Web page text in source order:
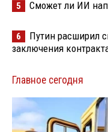
5 Сможет ли ИИ
6
Путин расширил
заключения
Главное сегодня